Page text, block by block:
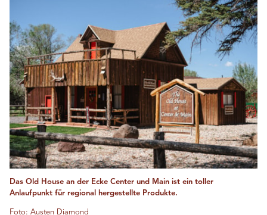
Das Old House an der Ecke Center und Main ist ein toller
Anlaufpunkt für regional hergestellte Produkte.
Foto: Austen Diamond